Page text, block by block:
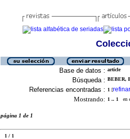
Base de datos : article
Búsqueda : BEBER,
Referencias encontradas : 1 [refinar
Mostrando: 1 .. 1 en
página 1 de 1
1 / 1